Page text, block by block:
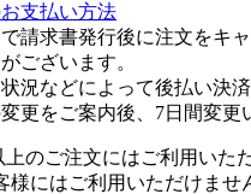
支払い方法
請求書発行後に注文をキ
ございます。
況などによって後払い決
更をご案内後、7日間変
のご注文にはご利用いた
にはご利用いただけませ